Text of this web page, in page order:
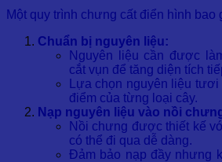
Một quy trình chưng cất điển hình bao
Chuẩn bị nguyên liệu:
Nguyên liệu cần được
cắt vụn để tăng diện tích
Lựa chọn nguyên liệu
điểm của từng loại cây.
Nạp nguyên liệu vào nồi
Nồi chưng được thiết kế
có thể đi qua dễ dàng.
Đảm bảo nạp đầy nhưng